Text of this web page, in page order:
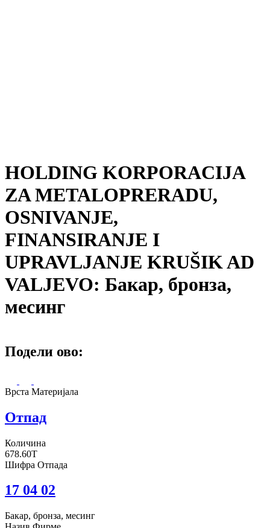
HOLDING KORPORACIJA
ZA METALOPRERADU,
OSNIVANJE,
FINANSIRANJE I
UPRAVLJANJE KRUŠIK AD
VALJEVO: Бакар, бронза,
месинг
Подели ово:
Врста Материјала
Отпад
Количина
678.60T
Шифра Отпада
17 04 02
Бакар, бронза, месинг